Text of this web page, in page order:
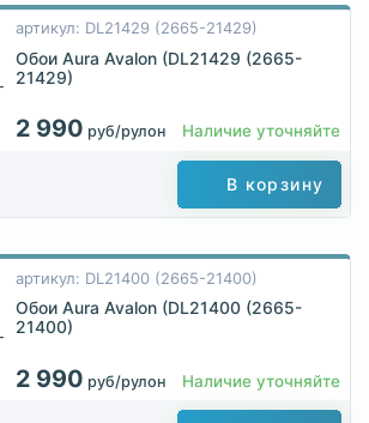
артикул: DL21429 (2665-21429)
Обои Aura Avalon (DL21429 (2665-
21429)
2 990 руб/рулон Наличие уточняйте
В корзину
артикул: DL21400 (2665-21400)
Обои Aura Avalon (DL21400 (2665-
21400)
2 990 руб/рулон Наличие уточняйте